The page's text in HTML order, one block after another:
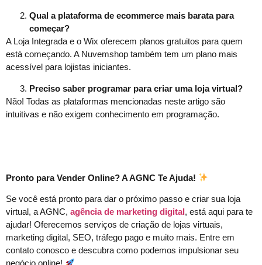
Qual a plataforma de ecommerce mais barata para
começar?
A Loja Integrada e o Wix oferecem planos gratuitos para quem
está começando. A Nuvemshop também tem um plano mais
acessível para lojistas iniciantes.
Preciso saber programar para criar uma loja virtual?
Não! Todas as plataformas mencionadas neste artigo são
intuitivas e não exigem conhecimento em programação.
Pronto para Vender Online? A AGNC Te Ajuda!
Se você está pronto para dar o próximo passo e criar sua loja
virtual, a AGNC, agência de marketing digital, está aqui para te
ajudar! Oferecemos serviços de criação de lojas virtuais,
marketing digital, SEO, tráfego pago e muito mais. Entre em
contato conosco e descubra como podemos impulsionar seu